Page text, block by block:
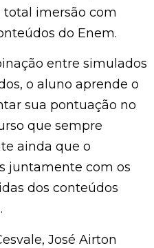
imersão com
do Enem.
entre simulados
o aluno aprende o
sua pontuação no
que sempre
ainda que o
juntamente com os
dos conteúdos
José Airton